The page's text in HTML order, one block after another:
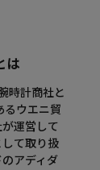
は
時計商社と
るウエニ貿
運営して
て取り扱
アディダ